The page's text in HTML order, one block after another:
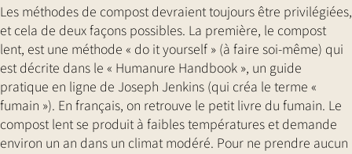
Les méthodes de compost devraient toujours être privilégiées,
et cela de deux façons possibles. La première, le compost
lent, est une méthode « do it yourself » (à faire soi-même) qui
est décrite dans le « Humanure Handbook », un guide
pratique en ligne de Joseph Jenkins (qui créa le terme «
fumain »). En français, on retrouve le petit livre du fumain. Le
compost lent se produit à faibles températures et demande
environ un an dans un climat modéré. Pour ne prendre aucun